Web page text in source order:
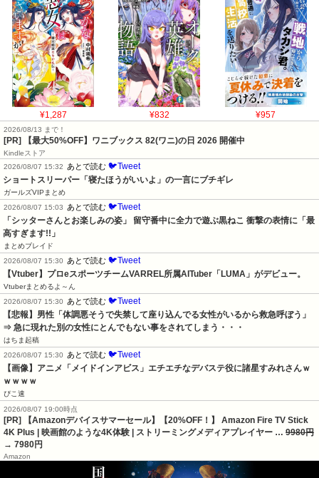
¥1,287 ¥832 ¥957
2026/08/13 まで！
[PR] 【最大50%OFF】ワニブックス 82(ワニ)の日 2026 開催中
Kindleストア
2026/08/07 15:32
あとで読む 🐦Tweet
ショートスリーパー「寝たほうがいいよ」の一言にブチギレ
ガールズVIPまとめ
2026/08/07 15:03
あとで読む 🐦Tweet
「シッターさんとお楽しみの姿」 留守番中に全力で遊ぶ黒ねこ 衝撃の表情に「最
高すぎます!!」
まとめブレイド
2026/08/07 15:30
あとで読む 🐦Tweet
【Vtuber】プロeスポーツチームVARREL所属AITuber「LUMA」がデビュー。
Vtuberまとめるよ～ん
2026/08/07 15:30
あとで読む 🐦Tweet
【悲報】男性「体調悪そうで失禁して座り込んでる女性がいるから救急呼ぼう」
⇒ 急に現れた別の女性にとんでもない事をされてしまう・・・
はちま起稿
2026/08/07 15:30
あとで読む 🐦Tweet
【画像】アニメ「メイドインアビス」エチエチなデバステ役に諸星すみれさんｗ
ｗｗｗｗ
ぴこ速
2026/08/07 19:00時点
[PR] 【Amazonデバイスサマーセール】【20%OFF！】 Amazon Fire TV Stick
4K Plus | 映画館のような4K体験 | ストリーミングメディアプレイヤー … 9980円
→ 7980円
Amazon